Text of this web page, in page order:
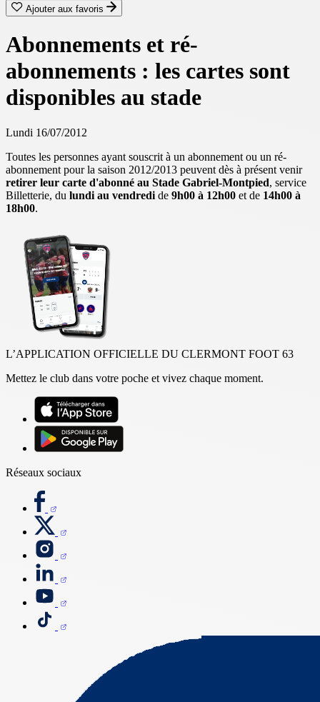
Ajouter aux favoris
Abonnements et ré-
abonnements : les cartes sont
disponibles au stade
Lundi 16/07/2012
Toutes les personnes ayant souscrit à un abonnement ou un ré-
abonnement pour la saison 2012/2013 peuvent dès à présent venir
retirer leur carte d'abonné au Stade Gabriel-Montpied, service
Billetterie, du lundi au vendredi de 9h00 à 12h00 et de 14h00 à
18h00.
L’APPLICATION OFFICIELLE DU CLERMONT FOOT 63
Mettez le club dans votre poche et vivez chaque moment.
Réseaux sociaux